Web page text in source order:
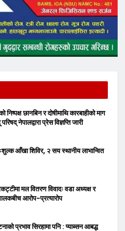
निष्पक्ष छानबिन र दोषीमाथि कारबाहीको माग
परिषद् नेपालद्वारा प्रेस विज्ञप्ति जारी
आँखा शिविर, २ सय स्थानीय लाभान्वित
मल वितरण विवादः वडा अध्यक्ष र
आरोप–प्रत्यारोप
प्रभाव सिरहामा पनि : प्याब्सन आबद्ध